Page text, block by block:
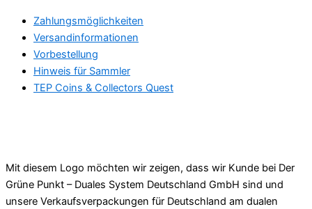
Zahlungsmöglichkeiten
Versandinformationen
Vorbestellung
Hinweis für Sammler
TEP Coins & Collectors Quest
Mit diesem Logo möchten wir zeigen, dass wir Kunde bei Der
Grüne Punkt – Duales System Deutschland GmbH sind und
unsere Verkaufsverpackungen für Deutschland am dualen